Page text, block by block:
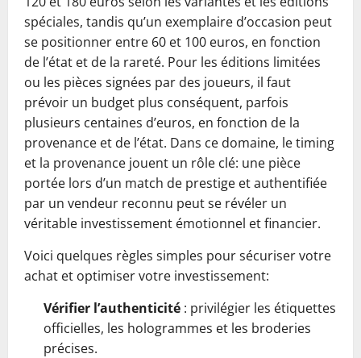
spéciales, tandis qu’un exemplaire d’occasion peut
se positionner entre 60 et 100 euros, en fonction
de l’état et de la rareté. Pour les éditions limitées
ou les pièces signées par des joueurs, il faut
prévoir un budget plus conséquent, parfois
plusieurs centaines d’euros, en fonction de la
provenance et de l’état. Dans ce domaine, le timing
et la provenance jouent un rôle clé: une pièce
portée lors d’un match de prestige et authentifiée
par un vendeur reconnu peut se révéler un
véritable investissement émotionnel et financier.
Voici quelques règles simples pour sécuriser votre
achat et optimiser votre investissement:
Vérifier l’authenticité : privilégier les étiquettes
officielles, les hologrammes et les broderies
précises.